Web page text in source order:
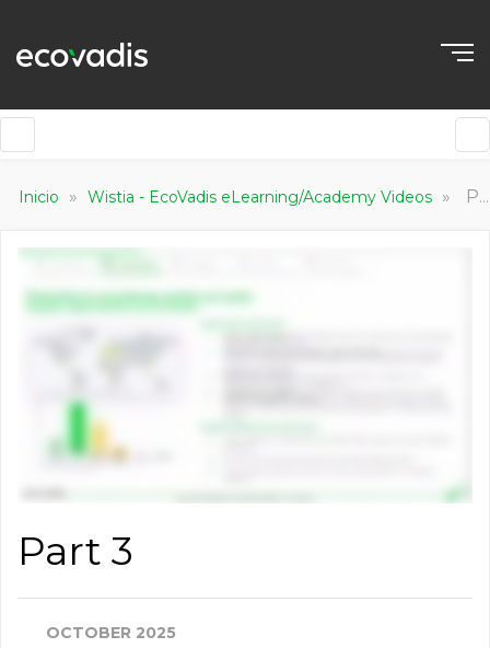
Inicio » Wistia - EcoVadis eLearning/Academy Videos » Part 3
Part 3
OCTOBER 2025